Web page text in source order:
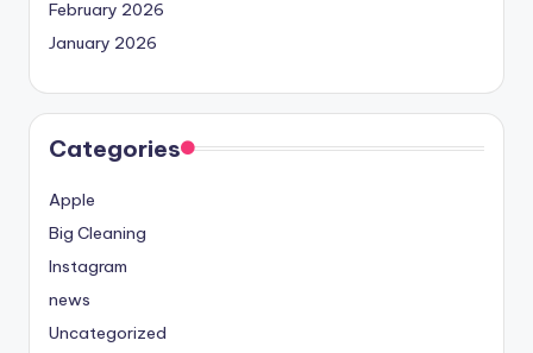
February 2026
January 2026
Categories
Apple
Big Cleaning
Instagram
news
Uncategorized